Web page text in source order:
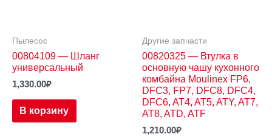
Пылесос
00804109 — Шланг
универсальный
1,330.00₽
В корзину
Другие запчасти
00820325 — Втулка в
основную чашу кухонного
комбайна Moulinex FP6,
DFC3, FP7, DFC8, DFC4,
DFC6, AT4, AT5, ATY, AT7,
AT8, ATD, ATF
1,210.00₽